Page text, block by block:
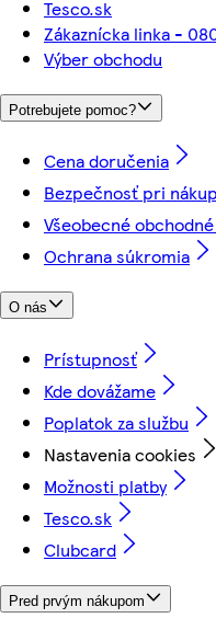
Tesco.sk
Zákaznícka linka -
Výber obchodu
Potrebujete pomoc?
Cena doručenia
Bezpečnosť pri
Všeobecné
Ochrana súkromia
O nás
Prístupnosť
Kde dovážame
Poplatok za službu
Nastavenia cookies
Možnosti platby
Tesco.sk
Clubcard
Pred prvým nákupom